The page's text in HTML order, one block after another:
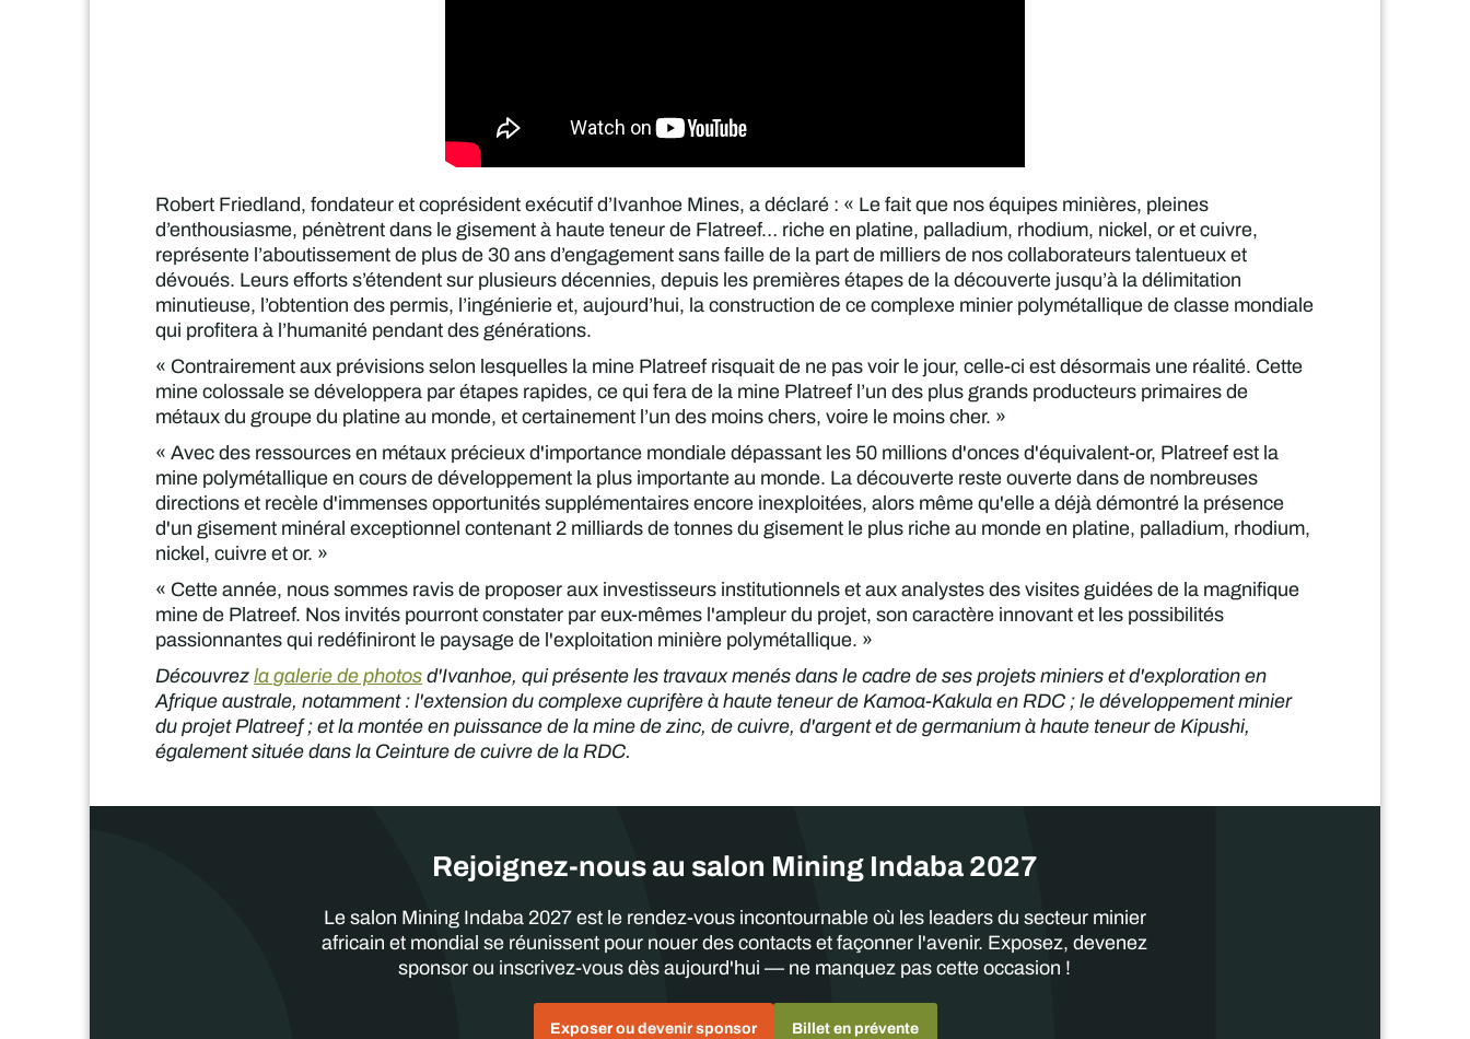
Robert Friedland, fondateur et coprésident exécutif d’Ivanhoe Mines, a déclaré : « Le fait que nos équipes minières, pleines
d’enthousiasme, pénètrent dans le gisement à haute teneur de Flatreef… riche en platine, palladium, rhodium, nickel, or et cuivre,
représente l’aboutissement de plus de 30 ans d’engagement sans faille de la part de milliers de nos collaborateurs talentueux et
dévoués. Leurs efforts s’étendent sur plusieurs décennies, depuis les premières étapes de la découverte jusqu’à la délimitation
minutieuse, l’obtention des permis, l’ingénierie et, aujourd’hui, la construction de ce complexe minier polymétallique de classe mondiale
qui profitera à l’humanité pendant des générations.
« Contrairement aux prévisions selon lesquelles la mine Platreef risquait de ne pas voir le jour, celle-ci est désormais une réalité. Cette
mine colossale se développera par étapes rapides, ce qui fera de la mine Platreef l’un des plus grands producteurs primaires de
métaux du groupe du platine au monde, et certainement l’un des moins chers, voire le moins cher. »
« Avec des ressources en métaux précieux d'importance mondiale dépassant les 50 millions d'onces d'équivalent-or, Platreef est la
mine polymétallique en cours de développement la plus importante au monde. La découverte reste ouverte dans de nombreuses
directions et recèle d'immenses opportunités supplémentaires encore inexploitées, alors même qu'elle a déjà démontré la présence
d'un gisement minéral exceptionnel contenant 2 milliards de tonnes du gisement le plus riche au monde en platine, palladium, rhodium,
nickel, cuivre et or. »
« Cette année, nous sommes ravis de proposer aux investisseurs institutionnels et aux analystes des visites guidées de la magnifique
mine de Platreef. Nos invités pourront constater par eux-mêmes l'ampleur du projet, son caractère innovant et les possibilités
passionnantes qui redéfiniront le paysage de l'exploitation minière polymétallique. »
Découvrezla galerie de photosd'Ivanhoe, qui présente les travaux menés dans le cadre de ses projets miniers et d'exploration en
Afrique australe, notamment : l'extension du complexe cuprifère à haute teneur de Kamoa-Kakula en RDC ; le développement minier
du projet Platreef ; et la montée en puissance de la mine de zinc, de cuivre, d'argent et de germanium à haute teneur de Kipushi,
également située dans la Ceinture de cuivre de la RDC.
Rejoignez-nous au salon Mining Indaba 2027
Le salon Mining Indaba 2027 est le rendez-vous incontournable où les leaders du secteur minier
africain et mondial se réunissent pour nouer des contacts et façonner l'avenir. Exposez, devenez
sponsor ou inscrivez-vous dès aujourd'hui — ne manquez pas cette occasion !
Exposer ou devenir sponsor Billet en prévente